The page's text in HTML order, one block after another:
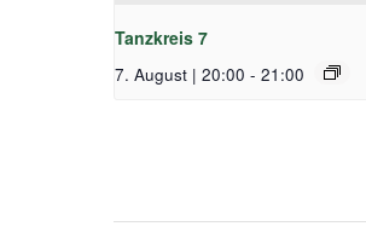
Tanzkreis 7
7. August | 20:00 - 21:00